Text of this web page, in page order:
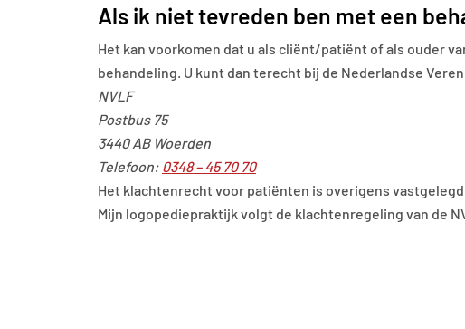
Als ik niet tevreden ben met een
Het kan voorkomen dat u als cliënt/patiënt of als ouder
behandeling. U kunt dan terecht bij de Nederlandse
NVLF
Postbus 75
3440 AB Woerden
Telefoon: 0348 – 45 70 70
Het klachtenrecht voor patiënten is overigens
Mijn logopediepraktijk volgt de klachtenregeling van de